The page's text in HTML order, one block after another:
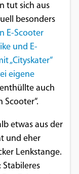
tut sich aus
besonders
E-Scooter
und E-
„Cityskater“
eigene
auch
Scooter“.
etwas aus der
und eher
Lenkstange.
Stabileres
und
zu